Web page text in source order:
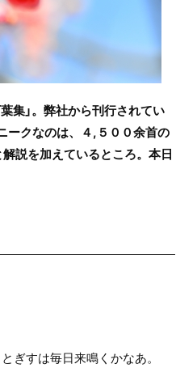
集」。弊社から刊行されてい
ークなのは、４,５００余首の
説を加えているところ。本日
ぎすは毎日来鳴くかなあ。